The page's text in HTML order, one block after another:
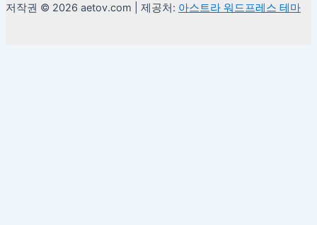
저작권 © 2026 aetov.com | 제공처: 아스트라 워드프레스 테마